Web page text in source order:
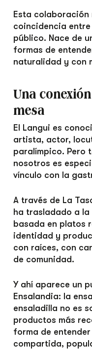
Esta colaboración
coincidencia
público. Nace de
formas de
naturalidad y con
Una
mesa
El Langui es
artista, actor,
paralímpico. Pero
nosotros es
vínculo con la
A través de La
ha trasladado a
basada en platos
identidad y
con raíces, con
de comunidad.
Y ahí aparece un
Ensalandia: la
ensaladilla no es
productos más
forma de
compartida,